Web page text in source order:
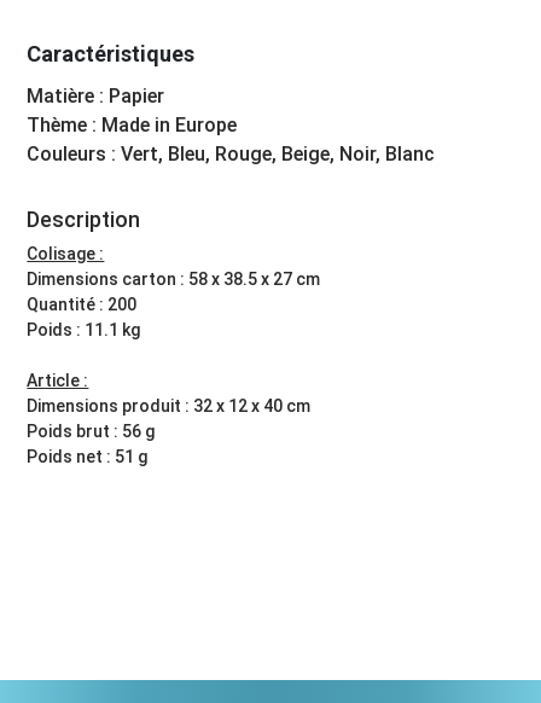
Caractéristiques
Matière : Papier
Thème : Made in Europe
Couleurs : Vert, Bleu, Rouge, Beige, Noir, Blanc
Description
Colisage :
Dimensions carton : 58 x 38.5 x 27 cm
Quantité : 200
Poids : 11.1 kg
Article :
Dimensions produit : 32 x 12 x 40 cm
Poids brut : 56 g
Poids net : 51 g